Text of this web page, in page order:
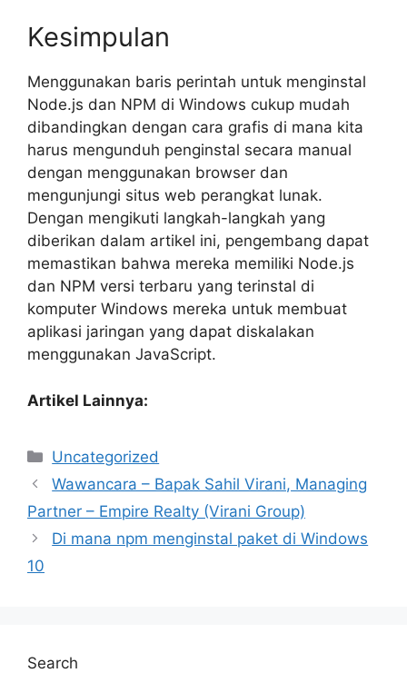
Kesimpulan
Menggunakan baris perintah untuk menginstal
Node.js dan NPM di Windows cukup mudah
dibandingkan dengan cara grafis di mana kita
harus mengunduh penginstal secara manual
dengan menggunakan browser dan
mengunjungi situs web perangkat lunak.
Dengan mengikuti langkah-langkah yang
diberikan dalam artikel ini, pengembang dapat
memastikan bahwa mereka memiliki Node.js
dan NPM versi terbaru yang terinstal di
komputer Windows mereka untuk membuat
aplikasi jaringan yang dapat diskalakan
menggunakan JavaScript.
Artikel Lainnya:
Categories
Uncategorized
Wawancara – Bapak Sahil Virani, Managing
Partner – Empire Realty (Virani Group)
Di mana npm menginstal paket di Windows
10
Search